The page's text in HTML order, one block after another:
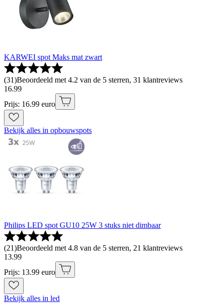
KARWEI spot Maks mat zwart
(31)Beoordeeld met 4.2 van de 5 sterren, 31 klantreviews
16.99
Prijs: 16.99 euro
Bekijk alles in opbouwspots
Philips LED spot GU10 25W 3 stuks niet dimbaar
(21)Beoordeeld met 4.8 van de 5 sterren, 21 klantreviews
13.99
Prijs: 13.99 euro
Bekijk alles in led